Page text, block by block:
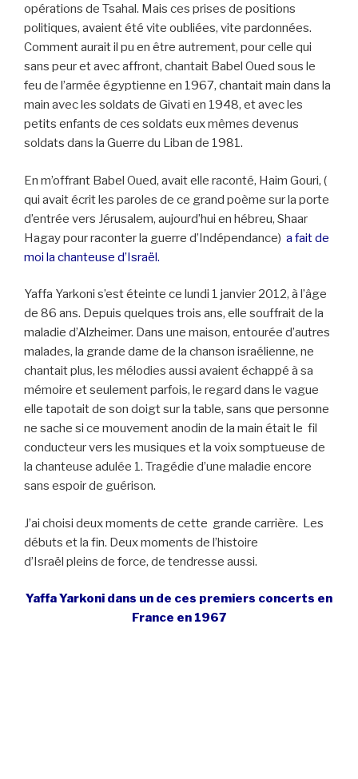
opérations de Tsahal. Mais ces prises de positions
politiques, avaient été vite oubliées, vite pardonnées.
Comment aurait il pu en être autrement, pour celle qui
sans peur et avec affront, chantait Babel Oued sous le
feu de l’armée égyptienne en 1967, chantait main dans la
main avec les soldats de Givati en 1948, et avec les
petits enfants de ces soldats eux mêmes devenus
soldats dans la Guerre du Liban de 1981.
En m’offrant Babel Oued, avait elle raconté, Haim Gouri, (
qui avait écrit les paroles de ce grand poème sur la porte
d’entrée vers Jérusalem, aujourd’hui en hébreu, Shaar
Hagay pour raconter la guerre d’Indépendance) a fait de
moi la chanteuse d’Israël.
Yaffa Yarkoni s’est éteinte ce lundi 1 janvier 2012, à l’âge
de 86 ans. Depuis quelques trois ans, elle souffrait de la
maladie d’Alzheimer. Dans une maison, entourée d’autres
malades, la grande dame de la chanson israélienne, ne
chantait plus, les mélodies aussi avaient échappé à sa
mémoire et seulement parfois, le regard dans le vague
elle tapotait de son doigt sur la table, sans que personne
ne sache si ce mouvement anodin de la main était le fil
conducteur vers les musiques et la voix somptueuse de
la chanteuse adulée 1. Tragédie d’une maladie encore
sans espoir de guérison.
J’ai choisi deux moments de cette grande carrière. Les
débuts et la fin. Deux moments de l’histoire
d’Israël pleins de force, de tendresse aussi.
Yaffa Yarkoni dans un de ces premiers concerts en
France en 1967